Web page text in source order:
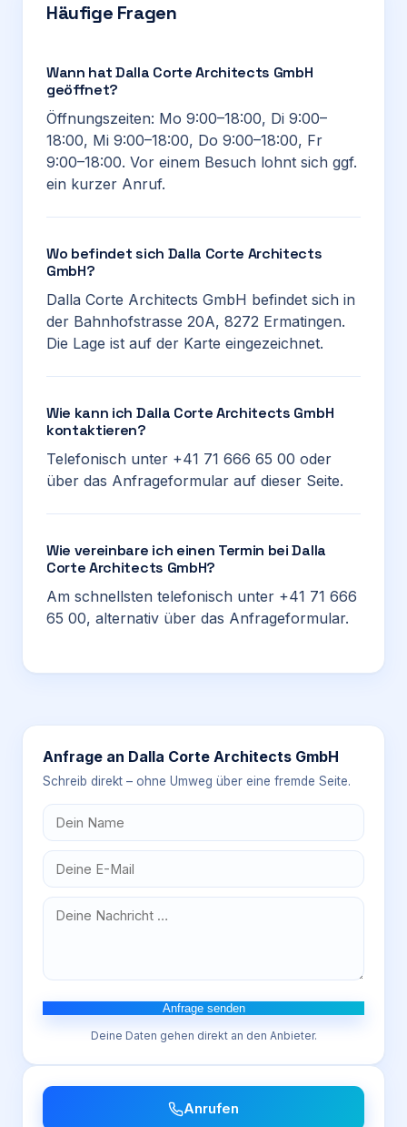
Häufige Fragen
Wann hat Dalla Corte Architects GmbH
geöffnet?
Öffnungszeiten: Mo 9:00–18:00, Di 9:00–
18:00, Mi 9:00–18:00, Do 9:00–18:00, Fr
9:00–18:00. Vor einem Besuch lohnt sich ggf.
ein kurzer Anruf.
Wo befindet sich Dalla Corte Architects
GmbH?
Dalla Corte Architects GmbH befindet sich in
der Bahnhofstrasse 20A, 8272 Ermatingen.
Die Lage ist auf der Karte eingezeichnet.
Wie kann ich Dalla Corte Architects GmbH
kontaktieren?
Telefonisch unter +41 71 666 65 00 oder
über das Anfrageformular auf dieser Seite.
Wie vereinbare ich einen Termin bei Dalla
Corte Architects GmbH?
Am schnellsten telefonisch unter +41 71 666
65 00, alternativ über das Anfrageformular.
Anfrage an Dalla Corte Architects GmbH
Schreib direkt – ohne Umweg über eine fremde Seite.
Anfrage senden
Deine Daten gehen direkt an den Anbieter.
Anrufen